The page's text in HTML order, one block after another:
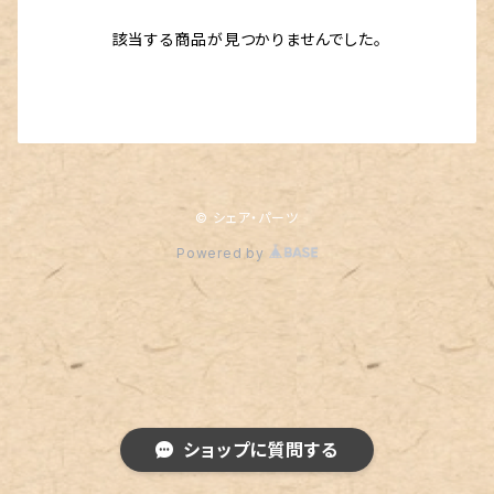
該当する商品が見つかりませんでした。
© シェア・パーツ
Powered by
ショップに質問する